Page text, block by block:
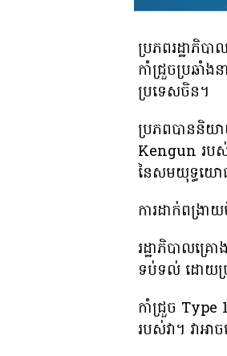
ប្រភពរដ្ឋាភិប
កាំជ្រួចប្រឆាំង
ប្រទេសចិន។
ប្រភពបាននិយ
Kengun របស់
នៃសមយុទ្ធយោ
ការដាក់ពង្រា
រដ្ឋាភិបាល​គ្រ
ទប់ទល់ ដោយ​ប្រ
កាំជ្រួច Type
របស់វា។ វាអ